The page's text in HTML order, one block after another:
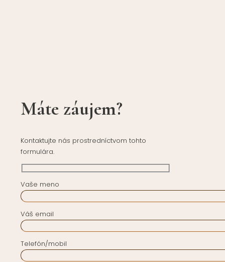
Máte záujem?
Kontaktujte nás prostredníctvom tohto
formulára.
Vaše meno
Váš email
Telefón/mobil